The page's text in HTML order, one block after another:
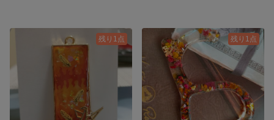
残り1点 残り1点